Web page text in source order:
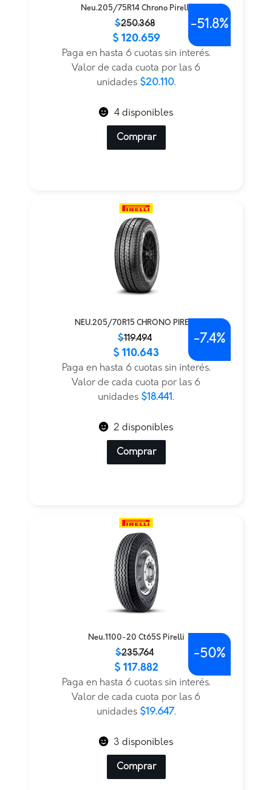
Neu.205/75R14 Chrono Pirelli
$250.368
original
actual
$ 120.659
Paga en hasta 6 cuotas sin interés.
Valor de cada cuota por las 6
unidades $20.110.
-51.8%
4 disponibles
Comprar
NEU.205/70R15 CHRONO PIRELLI
$119.494
original
actual
$ 110.643
Paga en hasta 6 cuotas sin interés.
Valor de cada cuota por las 6
unidades $18.441.
-7.4%
2 disponibles
Comprar
Neu.1100-20 Ct65S Pirelli
$235.764
original
actual
$ 117.882
Paga en hasta 6 cuotas sin interés.
Valor de cada cuota por las 6
unidades $19.647.
-50%
3 disponibles
Comprar